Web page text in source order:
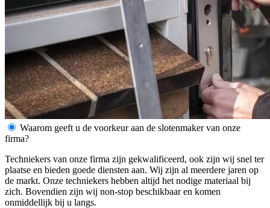
Waarom geeft u de voorkeur aan de slotenmaker van onze
firma?
Techniekers van onze firma zijn gekwalificeerd, ook zijn wij snel ter
plaatse en bieden goede diensten aan. Wij zijn al meerdere jaren op
de markt. Onze techniekers hebben altijd het nodige materiaal bij
zich. Bovendien zijn wij non-stop beschikbaar en komen
onmiddellijk bij u langs.